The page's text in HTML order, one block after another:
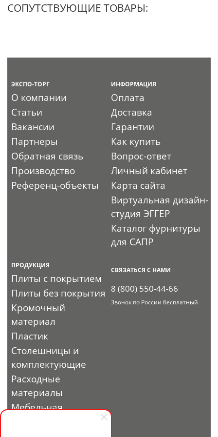
СОПУТСТВУЮЩИЕ ТОВАРЫ:
ЭКСПО-ТОРГ
О компании
Статьи
Вакансии
Партнеры
Обратная связь
Производство
Референц-объекты
ИНФОРМАЦИЯ
Оплата
Доставка
Гарантии
Как купить
Вопрос-ответ
Личный кабинет
Карта сайта
Виртуальная дизайн-
студия ЭГГЕР
Каталог фурнитуры
для САПР
ПРОДУКЦИЯ
Плиты с покрытием
Плиты без покрытия
Кромочный
материал
Пластик
Столешницы и
комплектующие
Расходные
материалы
Мебельная
СВЯЗАТЬСЯ С НАМИ
8 (800) 550-44-66
Звонок по России бесплатный